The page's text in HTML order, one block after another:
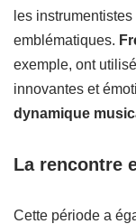
les
emblématiques.
exemple, ont
innovantes et
dynamique
La rencontre
Cette période a